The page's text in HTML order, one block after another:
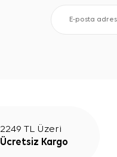
2249 TL Üzeri
Ücretsiz Kargo